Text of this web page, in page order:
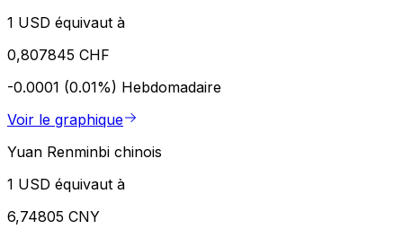
1 USD équivaut à
0,807845 CHF
-0.0001 (0.01%) Hebdomadaire
Voir le graphique
Yuan Renminbi chinois
1 USD équivaut à
6,74805 CNY